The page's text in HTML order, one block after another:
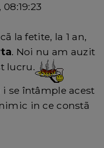
la fetite, la 1 an,
. Noi nu am auzit
lucru.
se întâmple acest
in ce constã